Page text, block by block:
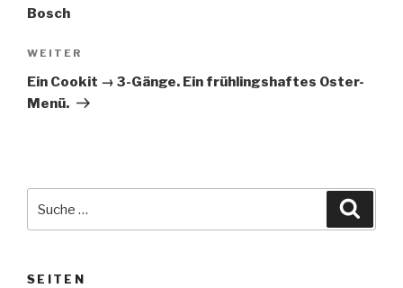
Bosch
Nächster
Beitrag
WEITER
Ein Cookit → 3-Gänge. Ein frühlingshaftes Oster-
Menü.
SEITEN